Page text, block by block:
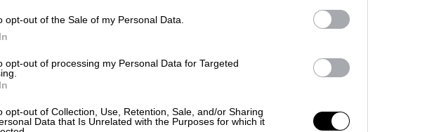
opt-out of the Sale of my Personal Data.
opt-out of processing my Personal Data for Targeted
opt-out of Collection, Use, Retention, Sale, and/or Sharing
Data that Is Unrelated with the Purposes for which it